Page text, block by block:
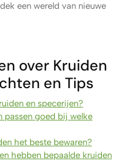
een wereld van nieuwe
over Kruiden
en Tips
en specerijen?
passen goed bij welke
het beste bewaren?
hebben bepaalde kruiden